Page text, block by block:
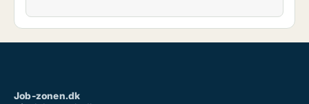
Job-zonen.dk